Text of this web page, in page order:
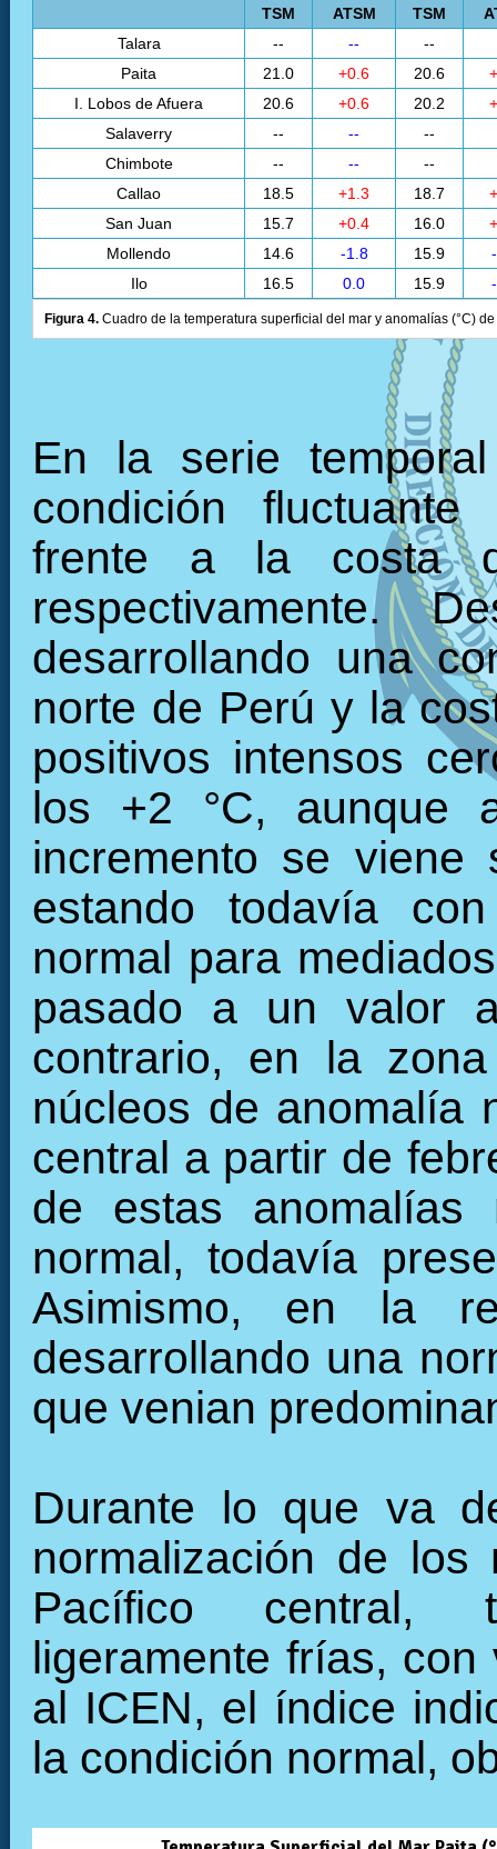
TSM ATSM TSM
Talara
-- --
--
Paita
21.0 +0.6 20.6
I. Lobos de Afuera
20.6 +0.6 20.2
Salaverry
-- --
--
Chimbote
-- --
--
Callao
18.5 +1.3 18.7
San Juan
15.7 +0.4 16.0
Mollendo
14.6 -1.8 15.9
Ilo
16.5 0.0 15.9
Figura 4. Cuadro de la temperatura superficial del mar y anomalías (°C)
En la serie
condición
frente a la costa
respectivamente.
desarrollando una
norte de Perú y la
positivos intensos
los +2 °C, aunque
incremento se viene
estando todavía
normal para
pasado a un valor
contrario, en la
núcleos de anomalía
central a partir de
de estas
normal, todavía
Asimismo, en la
desarrollando una
que venian
Durante lo que va
normalización de
Pacífico central,
ligeramente frías,
al ICEN, el índice
la condición normal,